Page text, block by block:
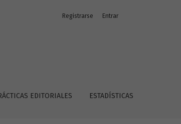
EDITORIALES ESTADÍSTICAS
Registrarse Entrar